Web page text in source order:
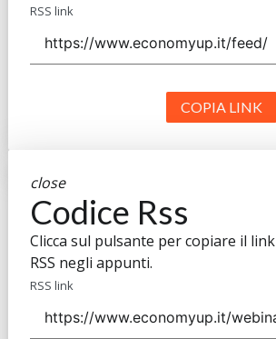
RSS link
COPIA LINK
close
Codice Rss
Clicca sul pulsante per copiare il link
RSS negli appunti.
RSS link